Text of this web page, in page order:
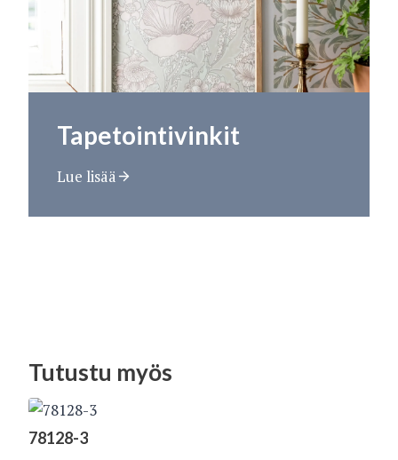
Tapetointivinkit
Lue lisää
Tutustu myös
78128-3